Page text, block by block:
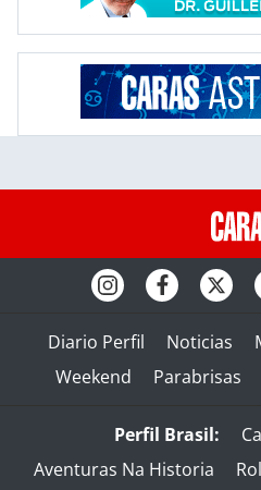
Diario Perfil Noticias
Weekend
Parabrisas
Perfil Brasil:
Aventuras Na Historia